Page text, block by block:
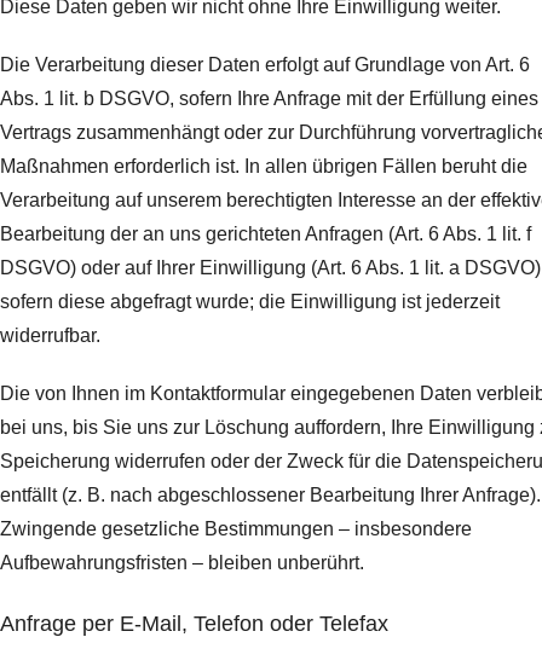
Diese Daten geben wir nicht ohne Ihre Einwilligung weiter.
Die Verarbeitung dieser Daten erfolgt auf Grundlage von Art. 6
Abs. 1 lit. b DSGVO, sofern Ihre Anfrage mit der Erfüllung eines
Vertrags zusammenhängt oder zur Durchführung
Maßnahmen erforderlich ist. In allen übrigen Fällen beruht die
Verarbeitung auf unserem berechtigten Interesse an der
Bearbeitung der an uns gerichteten Anfragen (Art. 6 Abs. 1 lit. f
DSGVO) oder auf Ihrer Einwilligung (Art. 6 Abs. 1 lit. a DSGVO)
sofern diese abgefragt wurde; die Einwilligung ist jederzeit
widerrufbar.
Die von Ihnen im Kontaktformular eingegebenen Daten
bei uns, bis Sie uns zur Löschung auffordern, Ihre Einwilligung
Speicherung widerrufen oder der Zweck für die
entfällt (z. B. nach abgeschlossener Bearbeitung Ihrer Anfrage).
Zwingende gesetzliche Bestimmungen – insbesondere
Aufbewahrungsfristen – bleiben unberührt.
Anfrage per E-Mail, Telefon oder Telefax